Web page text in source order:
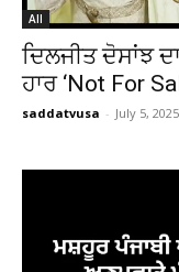
All
ਦਿਲਜੀਤ ਦੋਸਾਂਝ
ਹਾਰ ‘Not For
saddatvusa - July 5, 2025